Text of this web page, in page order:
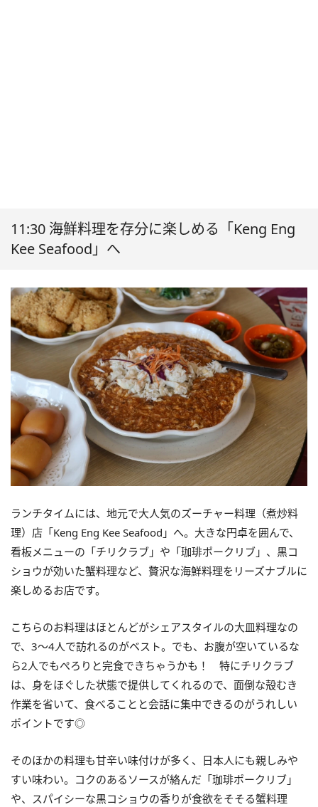
11:30 海鮮料理を存分に楽しめる「Keng Eng
Kee Seafood」へ
ランチタイムには、地元で大人気のズーチャー料理（煮炒料
理）店「Keng Eng Kee Seafood」へ。大きな円卓を囲んで、
看板メニューの「チリクラブ」や「珈琲ポークリブ」、黒コ
ショウが効いた蟹料理など、贅沢な海鮮料理をリーズナブルに
楽しめるお店です。
こちらのお料理はほとんどがシェアスタイルの大皿料理なの
で、3～4人で訪れるのがベスト。でも、お腹が空いているな
ら2人でもぺろりと完食できちゃうかも！ 特にチリクラブ
は、身をほぐした状態で提供してくれるので、面倒な殻むき
作業を省いて、食べることと会話に集中できるのがうれしい
ポイントです◎
そのほかの料理も甘辛い味付けが多く、日本人にも親しみや
すい味わい。コクのあるソースが絡んだ「珈琲ポークリブ」
や、スパイシーな黒コショウの香りが食欲をそそる蟹料理